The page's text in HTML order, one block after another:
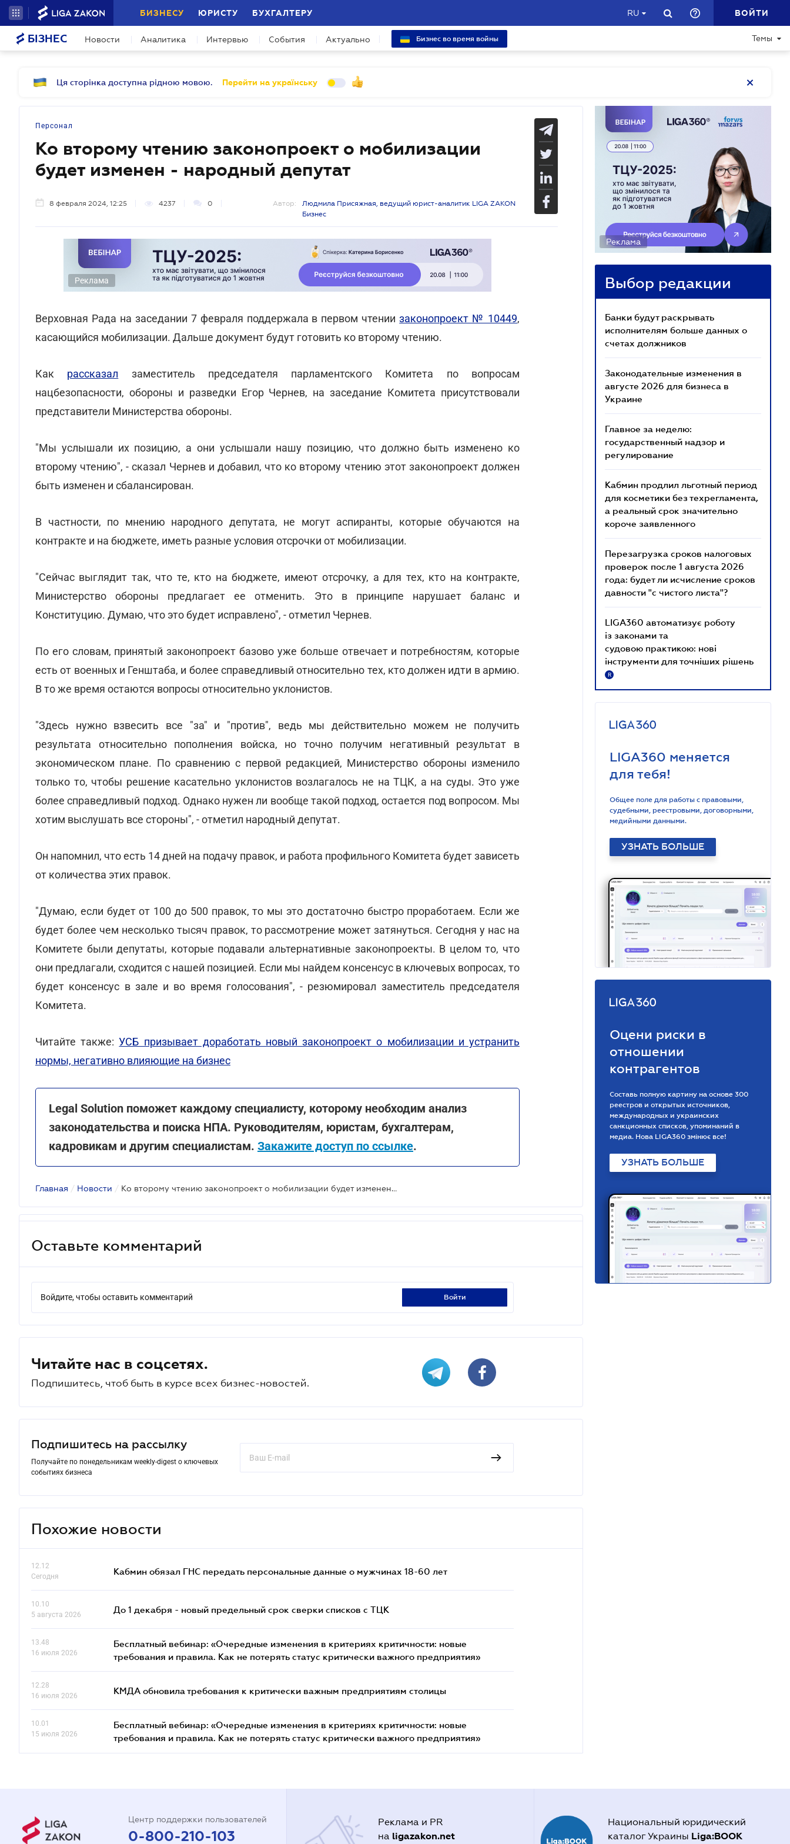
БИЗНЕСУ ЮРИСТУ БУХГАЛТЕРУ RU ВОЙТИ
БІЗНЕС Новости Аналитика Интервью События Актуально Бизнес во время войны Темы
Ця сторінка доступна рідною мовою. Перейти на українську
Персонал
Ко второму чтению законопроект о мобилизации
будет изменен - народный депутат
8 февраля 2024, 12:25 4237 0 Автор:
Людмила Присяжная, ведущий юрист-аналитик LIGA ZAKON
Бизнес
Реклама
Верховная Рада на заседании 7 февраля поддержала в первом чтениизаконопроект № 10449,
касающийся мобилизации. Дальше документ будут готовить ко второму чтению.
Как рассказал заместитель председателя парламентского Комитета по вопросам
нацбезопасности, обороны и разведки Егор Чернев, на заседание Комитета присутствовали
представители Министерства обороны.
"Мы услышали их позицию, а они услышали нашу позицию, что должно быть изменено ко
второму чтению", - сказал Чернев и добавил, что ко второму чтению этот законопроект должен
быть изменен и сбалансирован.
В частности, по мнению народного депутата, не могут аспиранты, которые обучаются на
контракте и на бюджете, иметь разные условия отсрочки от мобилизации.
"Сейчас выглядит так, что те, кто на бюджете, имеют отсрочку, а для тех, кто на контракте,
Министерство обороны предлагает ее отменить. Это в принципе нарушает баланс и
Конституцию. Думаю, что это будет исправлено", - отметил Чернев.
По его словам, принятый законопроект базово уже больше отвечает и потребностям, которые
есть от военных и Генштаба, и более справедливый относительно тех, кто должен идти в армию.
В то же время остаются вопросы относительно уклонистов.
"Здесь нужно взвесить все "за" и "против", ведь мы действительно можем не получить
результата относительно пополнения войска, но точно получим негативный результат в
экономическом плане. По сравнению с первой редакцией, Министерство обороны изменило
только то, чтобы решение касательно уклонистов возлагалось не на ТЦК, а на суды. Это уже
более справедливый подход. Однако нужен ли вообще такой подход, остается под вопросом. Мы
хотим выслушать все стороны", - отметил народный депутат.
Он напомнил, что есть 14 дней на подачу правок, и работа профильного Комитета будет зависеть
от количества этих правок.
"Думаю, если будет от 100 до 500 правок, то мы это достаточно быстро проработаем. Если же
будет более чем несколько тысяч правок, то рассмотрение может затянуться. Сегодня у нас на
Комитете были депутаты, которые подавали альтернативные законопроекты. В целом то, что
они предлагали, сходится с нашей позицией. Если мы найдем консенсус в ключевых вопросах, то
будет консенсус в зале и во время голосования", - резюмировал заместитель председателя
Комитета.
Читайте также:УСБ призывает доработать новый законопроект о мобилизации и устранить
нормы, негативно влияющие на бизнес
Legal Solution поможет каждому специалисту, которому необходим анализ
законодательства и поиска НПА. Руководителям, юристам, бухгалтерам,
кадровикам и другим специалистам. Закажите доступ по ссылке.
Главная / Новости / Ко второму чтению законопроект о мобилизации будет изменен - народный депутат
Оставьте комментарий
Войдите, чтобы оставить комментарий войти
Читайте нас в соцсетях.
Подпишитесь, чтоб быть в курсе всех бизнес-новостей.
Подпишитесь на рассылку
Получайте по понедельникам weekly-digest о ключевых
событиях бизнеса
Похожие новости
12.12
Сегодня
Кабмин обязал ГНС передать персональные данные о мужчинах 18-60 лет
10.10
5 августа 2026
До 1 декабря - новый предельный срок сверки списков c ТЦК
13.48
16 июля 2026
Бесплатный вебинар: «Очередные изменения в критериях критичности: новые
требования и правила. Как не потерять статус критически важного предприятия»
12.28
16 июля 2026
КМДА обновила требования к критически важным предприятиям столицы
10.01
15 июля 2026
Бесплатный вебинар: «Очередные изменения в критериях критичности: новые
требования и правила. Как не потерять статус критически важного предприятия»
Реклама
Выбор редакции
Банки будут раскрывать
исполнителям больше данных о
счетах должников
Законодательные изменения в
августе 2026 для бизнеса в
Украине
Главное за неделю:
государственный надзор и
регулирование
Кабмин продлил льготный период
для косметики без техрегламента,
а реальный срок значительно
короче заявленного
Перезагрузка сроков налоговых
проверок после 1 августа 2026
года: будет ли исчисление сроков
давности "с чистого листа"?
LIGA360 автоматизує роботу
із законами та
судовою практикою: нові
інструменти для точніших рішень
R
LIGA360 меняется
для тебя!
Общее поле для работы с правовыми,
судебными, реестровыми, договорными,
медийными данными.
УЗНАТЬ БОЛЬШЕ
Оцени риски в
отношении
контрагентов
Составь полную картину на основе 300
реестров и открытых источников,
международных и украинских
санкционных списков, упоминаний в
медиа. Нова LIGA360 змінює все!
УЗНАТЬ БОЛЬШЕ
Центр поддержки пользователей
0-800-210-103
Реклама и PR
на ligazakon.net
Национальный юридический
каталог Украины Liga:BOOK